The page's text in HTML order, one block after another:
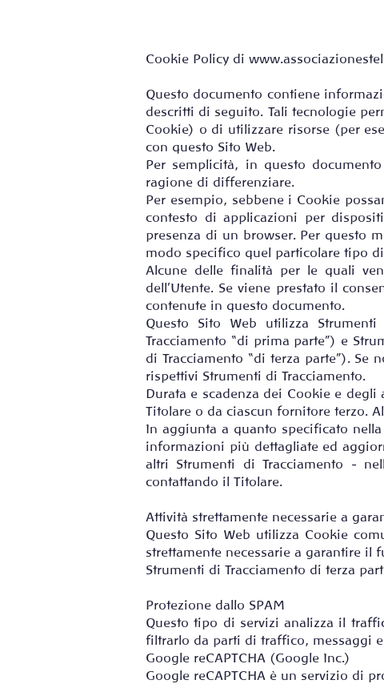
Cookie Policy di
Questo documento contiene
descritti di seguito. Tali tecnologie
Cookie) o di utilizzare risorse (per
con questo Sito Web.
Per semplicità, in questo
ragione di differenziare.
Per esempio, sebbene i Cookie
contesto di applicazioni per
presenza di un browser. Per questo
modo specifico quel particolare tipo
Alcune delle finalità per le quali
dell’Utente. Se viene prestato il
contenute in questo documento.
Questo Sito Web utilizza
Tracciamento “di prima parte”) e
di Tracciamento “di terza parte”). Se
rispettivi Strumenti di Tracciamento.
Durata e scadenza dei Cookie e
Titolare o da ciascun fornitore terzo.
In aggiunta a quanto specificato
informazioni più dettagliate ed
altri Strumenti di Tracciamento -
contattando il Titolare.
Attività strettamente necessarie a
Questo Sito Web utilizza Cookie
strettamente necessarie a garantire il
Strumenti di Tracciamento di terza
Protezione dallo SPAM
Questo tipo di servizi analizza il
filtrarlo da parti di traffico, messaggi
Google reCAPTCHA (Google Inc.)
Google reCAPTCHA è un servizio di